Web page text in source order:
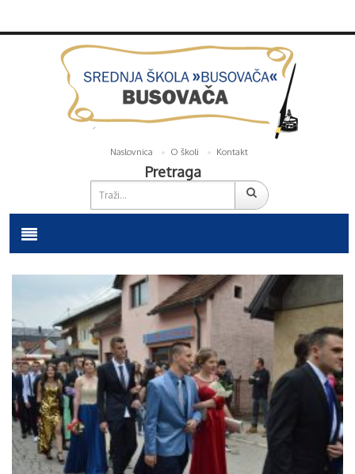
Naslovnica O školi Kontakt
Pretraga